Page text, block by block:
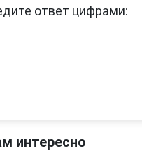
ответ цифрами:
интересно